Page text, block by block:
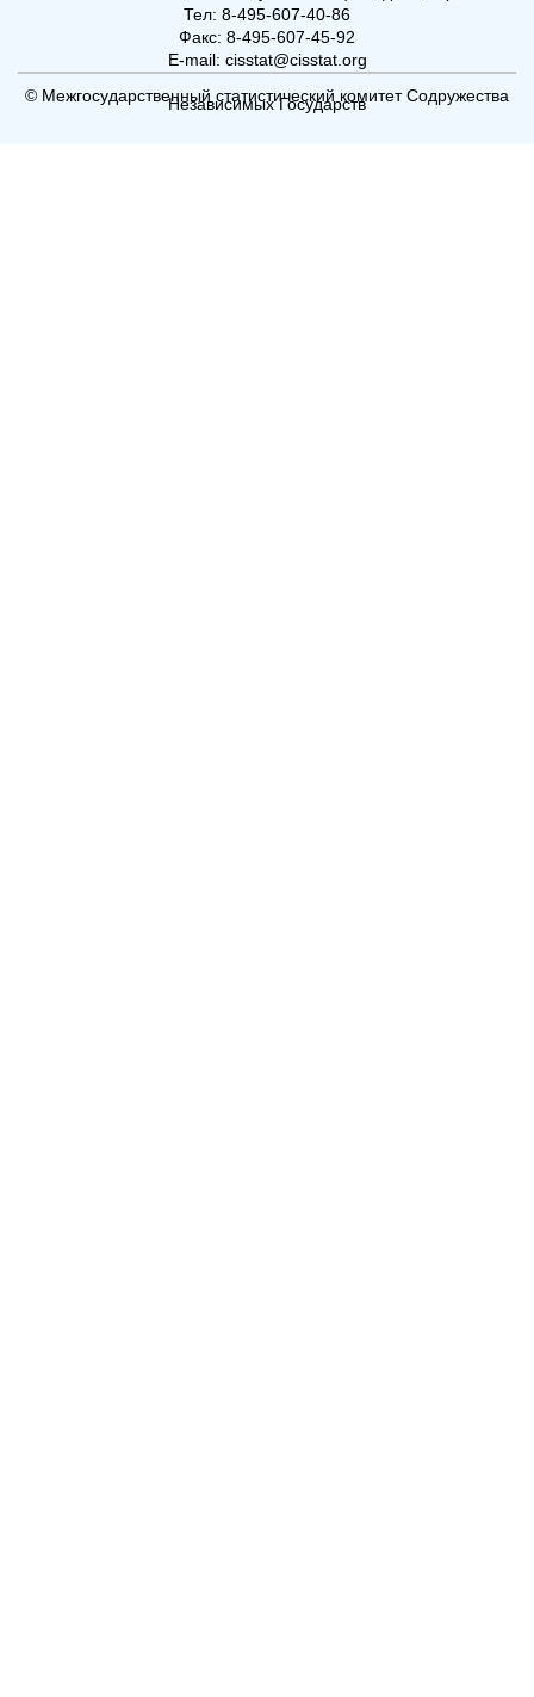
Тел: 8-495-607-40-86
Факс: 8-495-607-45-92
E-mail: cisstat@cisstat.org
© Межгосударственный статистический комитет Содружества
Независимых Государств